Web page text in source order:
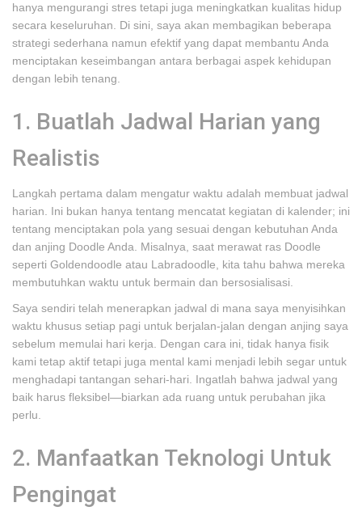
hanya mengurangi stres tetapi juga meningkatkan kualitas hidup
secara keseluruhan. Di sini, saya akan membagikan beberapa
strategi sederhana namun efektif yang dapat membantu Anda
menciptakan keseimbangan antara berbagai aspek kehidupan
dengan lebih tenang.
1. Buatlah Jadwal Harian yang
Realistis
Langkah pertama dalam mengatur waktu adalah membuat jadwal
harian. Ini bukan hanya tentang mencatat kegiatan di kalender; ini
tentang menciptakan pola yang sesuai dengan kebutuhan Anda
dan anjing Doodle Anda. Misalnya, saat merawat ras Doodle
seperti Goldendoodle atau Labradoodle, kita tahu bahwa mereka
membutuhkan waktu untuk bermain dan bersosialisasi.
Saya sendiri telah menerapkan jadwal di mana saya menyisihkan
waktu khusus setiap pagi untuk berjalan-jalan dengan anjing saya
sebelum memulai hari kerja. Dengan cara ini, tidak hanya fisik
kami tetap aktif tetapi juga mental kami menjadi lebih segar untuk
menghadapi tantangan sehari-hari. Ingatlah bahwa jadwal yang
baik harus fleksibel—biarkan ada ruang untuk perubahan jika
perlu.
2. Manfaatkan Teknologi Untuk
Pengingat